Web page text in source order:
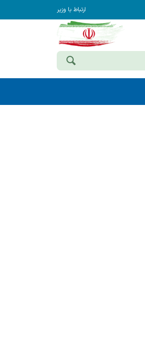
ارتباط با وزیر